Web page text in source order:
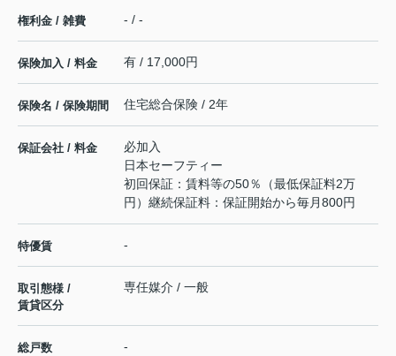
権利金 / 雑費 - / -
保険加入 / 料金 有 / 17,000円
保険名 / 保険期間 住宅総合保険 / 2年
保証会社 / 料金
必加入
日本セーフティー
初回保証：賃料等の50％（最低保証料2万
円）継続保証料：保証開始から毎月800円
特優賃 -
取引態様 /
賃貸区分
専任媒介 / 一般
総戸数 -